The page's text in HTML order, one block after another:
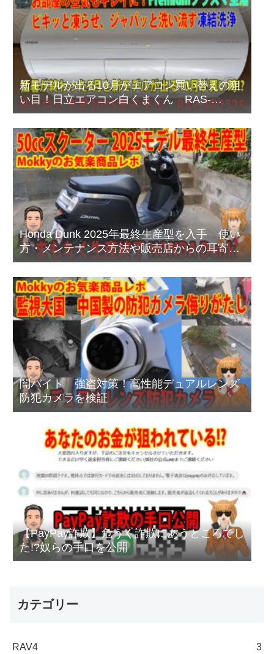
新モデルが出る10月がエアコン買い替えの狙
い目！日立エアコン白くまくん RAS-
XR2225Sプレミアムモデルのご紹介
Honda Dunk 2025年最終生産型を入手 使い
方・メンテナンス方法や販売店からの耳寄り
情報あり
闇バイト 強盗対策！高性能デュアルレンズ
防犯カメラを検証
【PayPay詐欺】危うく詐欺にあうところでし
た!?奴らの手口を公開
カテゴリー
RAV4 3